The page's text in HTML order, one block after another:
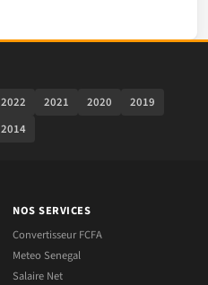
2022 2021 2020
2019
2014
NOS SERVICES
Convertisseur FCFA
Meteo Senegal
Salaire Net